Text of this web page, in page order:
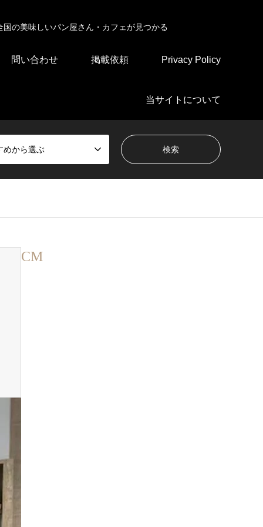
の美味しいパン屋さん・カフェが見つかる
問い合わせ 掲載依頼 Privacy Policy
当サイトについて
めから選ぶ
CM